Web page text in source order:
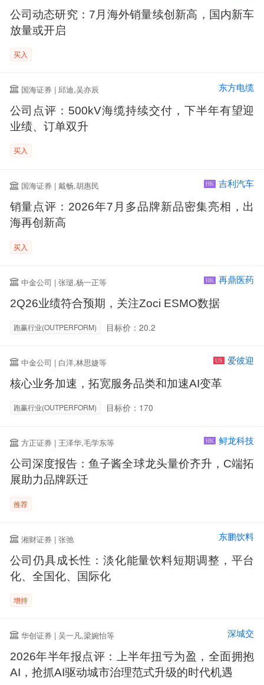
公司动态研究：7月海外销量续创新高，国内新车
放量或开启
买入
国海证券 | 邱迪,吴亦辰 东方电缆
公司点评：500kV海缆持续交付，下半年有望迎
业绩、订单双升
买入
国海证券 | 戴畅,胡惠民 HK 吉利汽车
销量点评：2026年7月多品牌新品密集亮相，出
海再创新高
买入
中金公司 | 张琎,杨一正等 HK 再鼎医药
2Q26业绩符合预期，关注Zoci ESMO数据
跑赢行业(OUTPERFORM) 目标价：20.2
中金公司 | 白洋,林思婕等 US 爱彼迎
核心业务加速，拓宽服务品类和加速AI变革
跑赢行业(OUTPERFORM) 目标价：170
方正证券 | 王泽华,毛学东等 HK 鲟龙科技
公司深度报告：鱼子酱全球龙头量价齐升，C端拓
展助力品牌跃迁
推荐
湘财证券 | 张弛 东鹏饮料
公司仍具成长性：淡化能量饮料短期调整，平台
化、全国化、国际化
增持
华创证券 | 吴一凡,梁婉怡等 深城交
2026年半年报点评：上半年扭亏为盈，全面拥抱
AI，抢抓AI驱动城市治理范式升级的时代机遇